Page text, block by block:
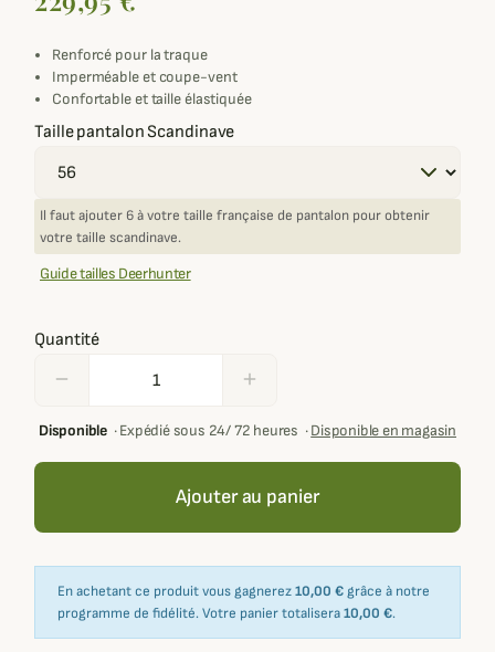
Renforcé pour la traque
Imperméable et coupe-vent
Confortable et taille élastiquée
Taille pantalon Scandinave
Il faut ajouter 6 à votre taille française de pantalon pour obtenir
votre taille scandinave.
Guide tailles Deerhunter
Quantité
remove add
Disponible·Expédié sous 24/ 72 heures ·Disponible en magasin
Ajouter au panier
En achetant ce produit vous gagnerez10,00 € grâce à notre
programme de fidélité. Votre panier totalisera10,00 €.